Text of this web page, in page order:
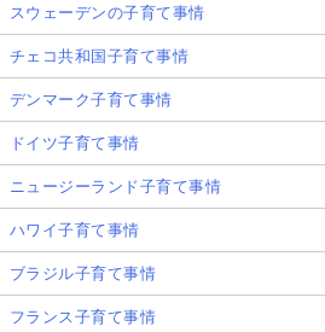
スウェーデンの子育て事情
チェコ共和国子育て事情
デンマーク子育て事情
ドイツ子育て事情
ニュージーランド子育て事情
ハワイ子育て事情
ブラジル子育て事情
フランス子育て事情